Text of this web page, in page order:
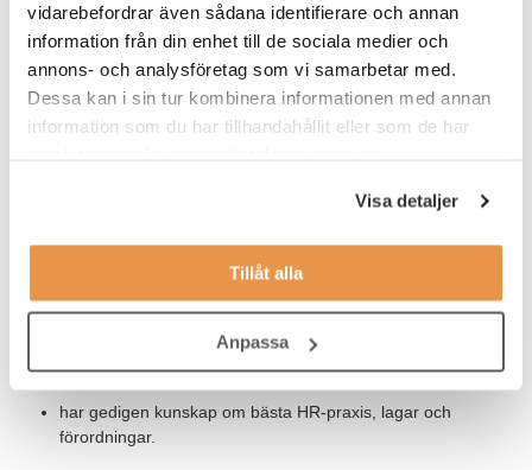
vidarebefordrar även sådana identifierare och annan
information från din enhet till de sociala medier och
annons- och analysföretag som vi samarbetar med.
Dessa kan i sin tur kombinera informationen med annan
information som du har tillhandahållit eller som de har
Visa detaljer
Tillåt alla
Anpassa
Du kan förmedla information tydligt och enkelt, både muntligt
och skriftligt.
Vi söker dig som:
har personalvetarexamen eller motsvarande utbildning och
gärna har erfarenhet från en snabb och dynamisk miljö.
har ett starkt affärsintresse och minst tre års relevant
erfarenhet av liknande arbetsuppgifter.
är bekväm med och uppskattar administrativt och
taktiskt/strategiskt arbete samt har förmågan att driva dina
egna processer självständigt.
har gedigen kunskap om bästa HR-praxis, lagar och
förordningar.